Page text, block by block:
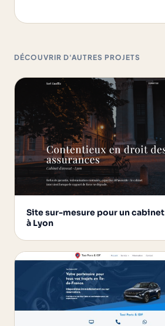
DÉCOUVRIR D'AUTRES PROJETS
Site sur-mesure pour un cabinet
à Lyon